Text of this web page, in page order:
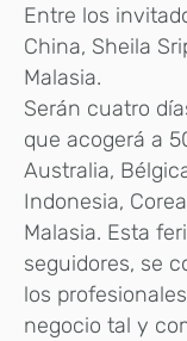
Entre los
China, Sheila
Malasia.
Serán cuatro
que acogerá a
Australia,
Indonesia,
Malasia. Esta
seguidores, se
los
negocio tal y